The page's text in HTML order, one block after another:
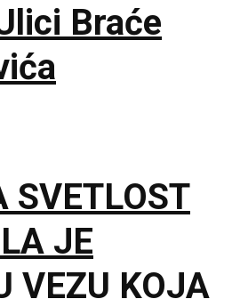
Braće
SVETLOST
JE
VEZU KOJA